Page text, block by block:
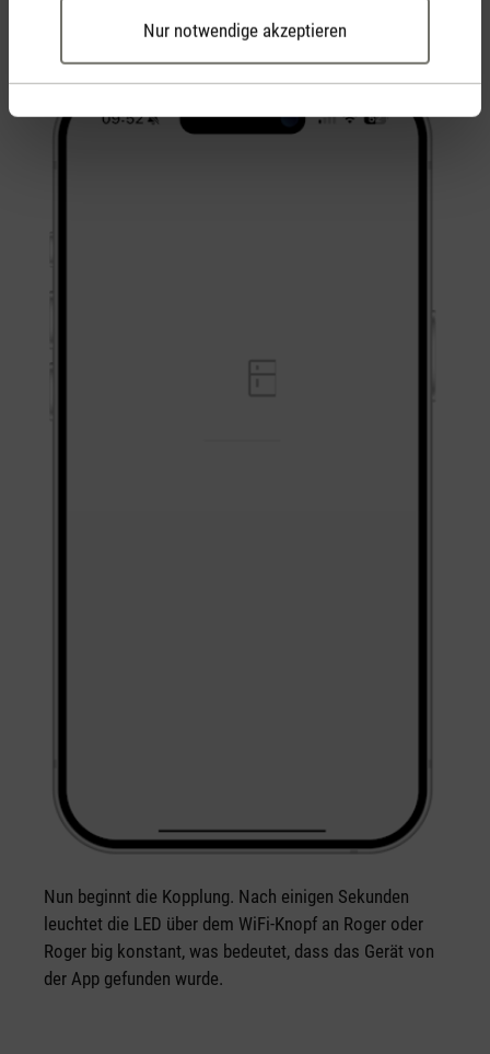
Nur notwendige akzeptieren
Nun beginnt die Kopplung. Nach einigen Sekunden
leuchtet die LED über dem WiFi-Knopf an Roger oder
Roger big konstant, was bedeutet, dass das Gerät von
der App gefunden wurde.